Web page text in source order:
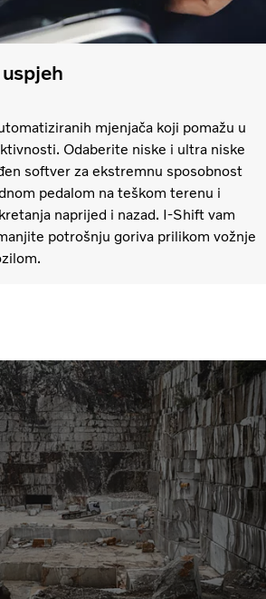
mjenjača koji pomažu u
Odaberite niske i ultra niske
softver za ekstremnu sposobnost
pedalom na teškom terenu i
naprijed i nazad. I-Shift vam
potrošnju goriva prilikom vožnje